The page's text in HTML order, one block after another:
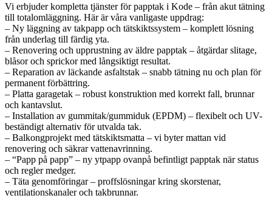
Vi erbjuder kompletta tjänster för papptak i Kode – från akut tätning
till totalomläggning. Här är våra vanligaste uppdrag:
– Ny läggning av takpapp och tätskiktssystem – komplett lösning
från underlag till färdig yta.
– Renovering och upprustning av äldre papptak – åtgärdar slitage,
blåsor och sprickor med långsiktigt resultat.
– Reparation av läckande asfaltstak – snabb tätning nu och plan för
permanent förbättring.
– Platta garagetak – robust konstruktion med korrekt fall, brunnar
och kantavslut.
– Installation av gummitak/gummiduk (EPDM) – flexibelt och UV-
beständigt alternativ för utvalda tak.
– Balkongprojekt med tätskiktsmatta – vi byter mattan vid
renovering och säkrar vattenavrinning.
– “Papp på papp” – ny ytpapp ovanpå befintligt papptak när status
och regler medger.
– Täta genomföringar – proffslösningar kring skorstenar,
ventilationskanaler och takbrunnar.